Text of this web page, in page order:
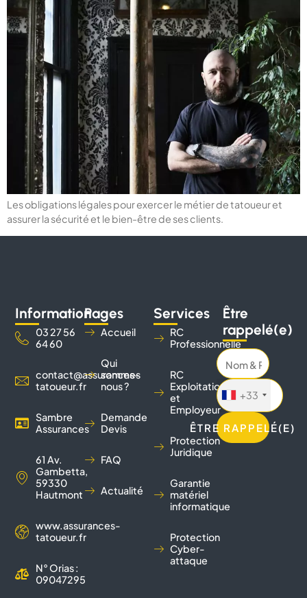
Les obligations légales pour exercer le métier de tatoueur et
assurer la sécurité et le bien-être de ses clients.
Information
03 27 56
64 60
contact@assurances-
tatoueur.fr
Sambre
Assurances
61 Av.
Gambetta,
59330
Hautmont
www.assurances-
tatoueur.fr
N° Orias :
09047295
Pages
Accueil
Qui
sommes
nous ?
Demande
Devis
FAQ
Actualité
Services
RC
Professionnelle
RC
Exploitation
et
Employeur
Protection
Juridique
Garantie
matériel
informatique
Protection
Cyber-
attaque
Être
rappelé(e)
+33
ÊTRE RAPPELÉ(E)